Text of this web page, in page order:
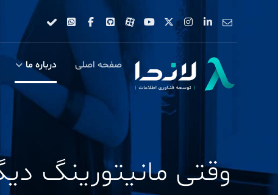
صفحه اصلی درباره ما
وقتی مانیتورینگ